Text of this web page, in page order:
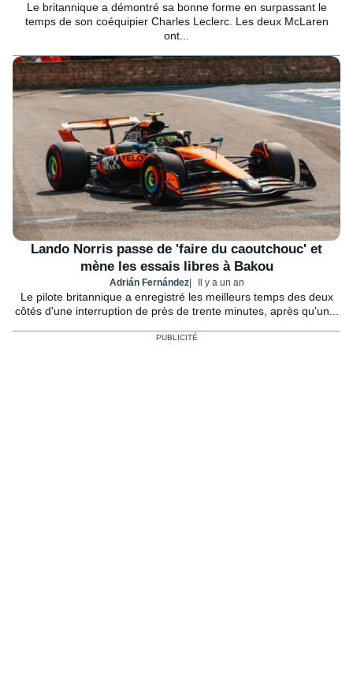
Le britannique a démontré sa bonne forme en surpassant le
temps de son coéquipier Charles Leclerc. Les deux McLaren
ont...
Lando Norris passe de 'faire du caoutchouc' et
mène les essais libres à Bakou
Adrián Fernández Il y a un an
Le pilote britannique a enregistré les meilleurs temps des deux
côtés d'une interruption de près de trente minutes, après qu'un...